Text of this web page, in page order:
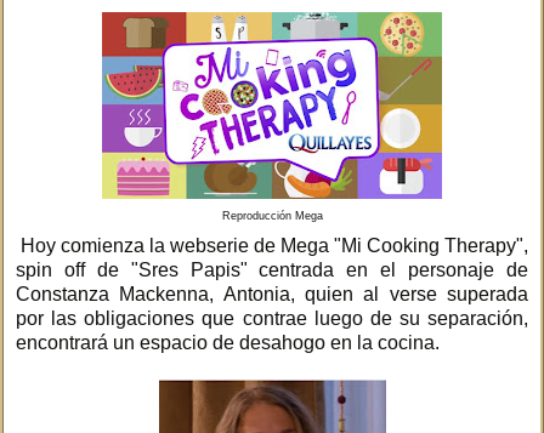
Reproducción Mega
Hoy comienza la webserie de Mega "Mi Cooking Therapy",
spin off de "Sres Papis" centrada en el personaje de
Constanza Mackenna, Antonia, quien al verse superada
por las obligaciones que contrae luego de su separación,
encontrará un espacio de desahogo en la cocina.